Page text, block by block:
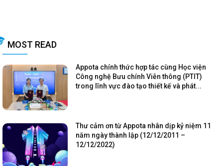
MOST READ
Appota chính thức hợp tác cùng Học viện
Công nghệ Bưu chính Viễn thông (PTIT)
trong lĩnh vực đào tạo thiết kế và phát...
Thư cảm ơn từ Appota nhân dịp kỷ niệm 11
năm ngày thành lập (12/12/2011 –
12/12/2022)